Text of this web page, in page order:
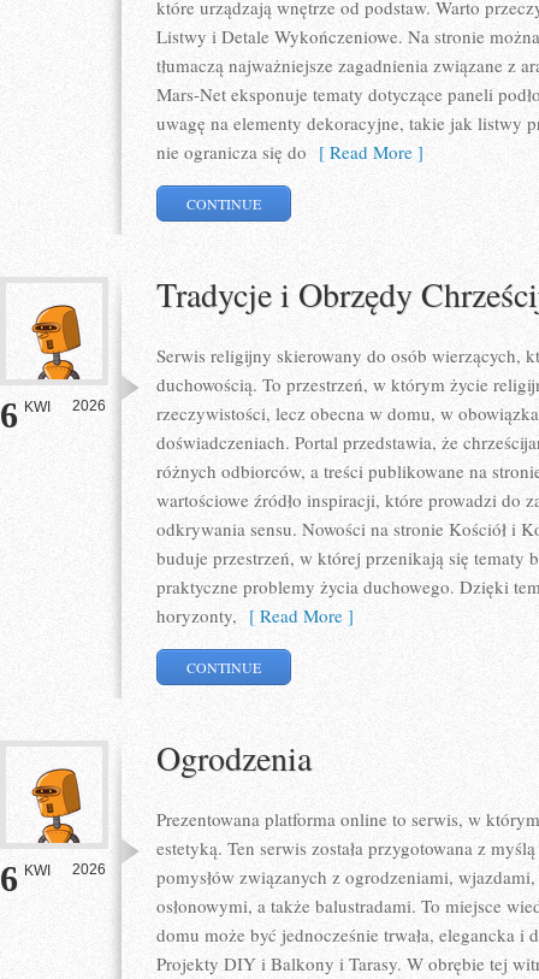
które urządzają wnętrze od podstaw. Warto
Listwy i Detale Wykończeniowe. Na stronie
tłumaczą najważniejsze zagadnienia związane z
Mars-Net eksponuje tematy dotyczące paneli
uwagę na elementy dekoracyjne, takie jak listwy
nie ogranicza się do [ Read More ]
CONTINUE
6 KWI 2026
Tradycje i Obrzędy
Serwis religijny skierowany do osób wierzących,
duchowością. To przestrzeń, w którym życie
rzeczywistości, lecz obecna w domu, w
doświadczeniach. Portal przedstawia, że
różnych odbiorców, a treści publikowane na
wartościowe źródło inspiracji, które prowadzi do
odkrywania sensu. Nowości na stronie Kościół i
buduje przestrzeń, w której przenikają się tematy
praktyczne problemy życia duchowego. Dzięki
horyzonty, [ Read More ]
CONTINUE
6 KWI 2026
Ogrodzenia
Prezentowana platforma online to serwis, w
estetyką. Ten serwis została przygotowana z
pomysłów związanych z ogrodzeniami,
osłonowymi, a także balustradami. To miejsce
domu może być jednocześnie trwała, elegancka i
Projekty DIY i Balkony i Tarasy. W obrębie tej